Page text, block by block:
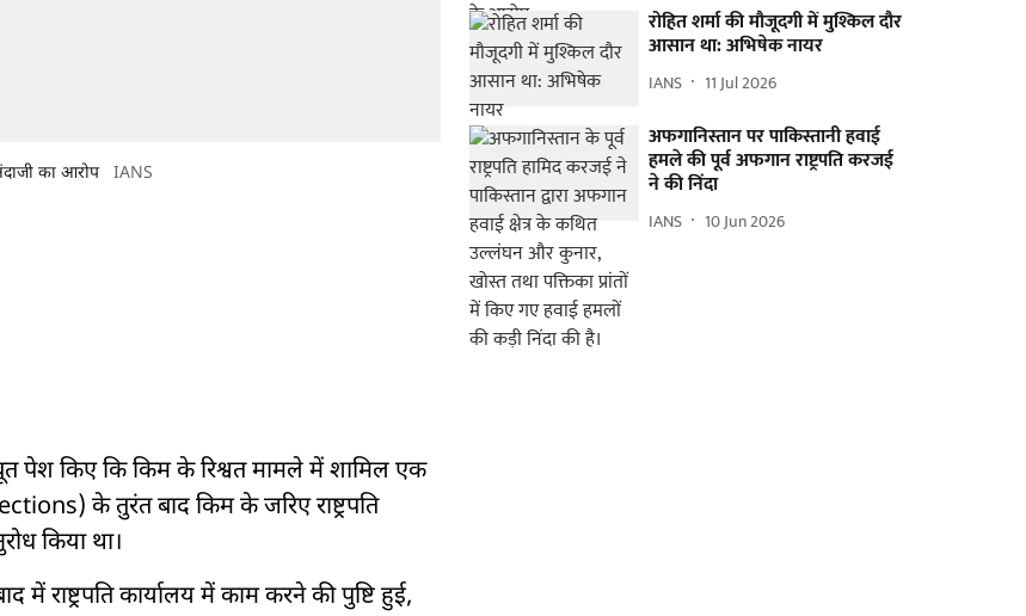
का आरोप IANS
पेश किए कि किम के रिश्वत मामले में शामिल एक
के तुरंत बाद किम के जरिए राष्ट्रपति
किया था।
राष्ट्रपति कार्यालय में काम करने की पुष्टि हुई,
रोहित शर्मा की मौजूदगी में मुश्किल दौर
आसान था: अभिषेक नायर
IANS 11 Jul 2026
अफगानिस्तान पर पाकिस्तानी हवाई
हमले की पूर्व अफगान राष्ट्रपति करजई
ने की निंदा
IANS 10 Jun 2026